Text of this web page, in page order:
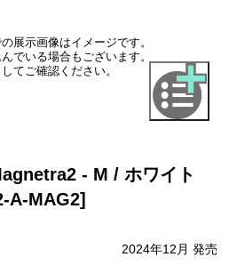
展示画像はイメージです。
でいる場合もございます。
てご確認ください。
- M / ホワイト
A-MAG2]
2024年12月 発売